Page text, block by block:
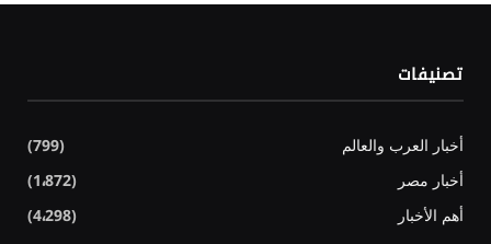
تصنيفات
أخبار العرب والعالم
(799)
أخبار مصر
(1٬872)
أهم الأخبار
(4٬298)